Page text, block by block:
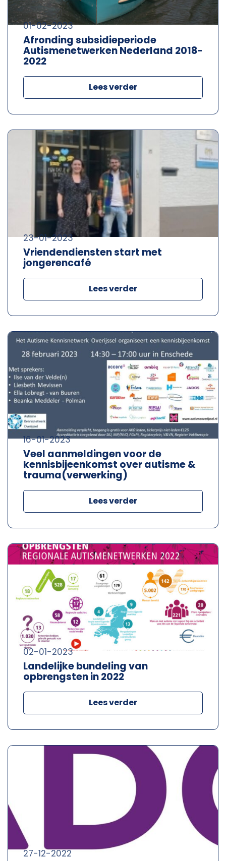
Afronding subsidieperiode
Autismenetwerken Nederland 2018-
2022
01-02-2023
Lees verder
Vriendendiensten start met
jongerencafé
23-01-2023
Lees verder
Veel aanmeldingen voor de
kennisbijeenkomst over autisme &
trauma(verwerking)
16-01-2023
Lees verder
Landelijke bundeling van
opbrengsten in 2022
02-01-2023
Lees verder
27-12-2022